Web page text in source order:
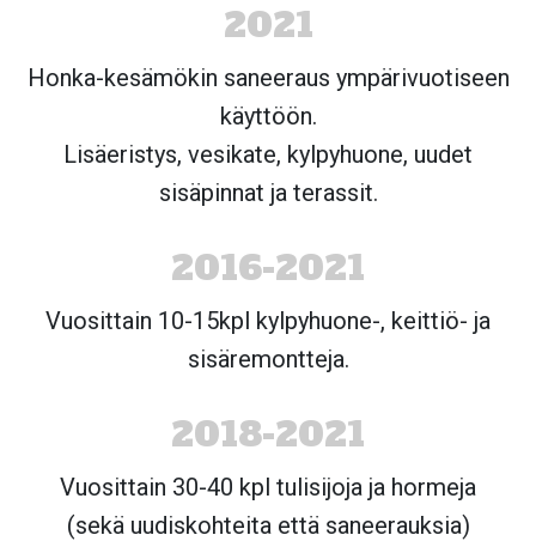
2021
Honka-kesämökin saneeraus ympärivuotiseen
käyttöön.
Lisäeristys, vesikate, kylpyhuone, uudet
sisäpinnat ja terassit.
2016-2021
Vuosittain 10-15kpl kylpyhuone-, keittiö- ja
sisäremontteja.
2018-2021
Vuosittain 30-40 kpl tulisijoja ja hormeja
(sekä uudiskohteita että saneerauksia)